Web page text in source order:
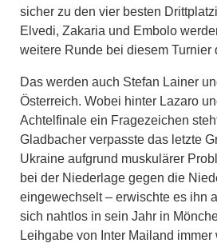
sicher zu den vier besten
Elvedi, Zakaria und Embolo
weitere Runde bei diesem Turnier
Das werden auch Stefan Lainer
Österreich. Wobei hinter Lazaro
Achtelfinale ein Fragezeichen
Gladbacher verpasste das letzte
Ukraine aufgrund muskulärer
bei der Niederlage gegen die
eingewechselt – erwischte es ihn
sich nahtlos in sein Jahr in
Leihgabe von Inter Mailand